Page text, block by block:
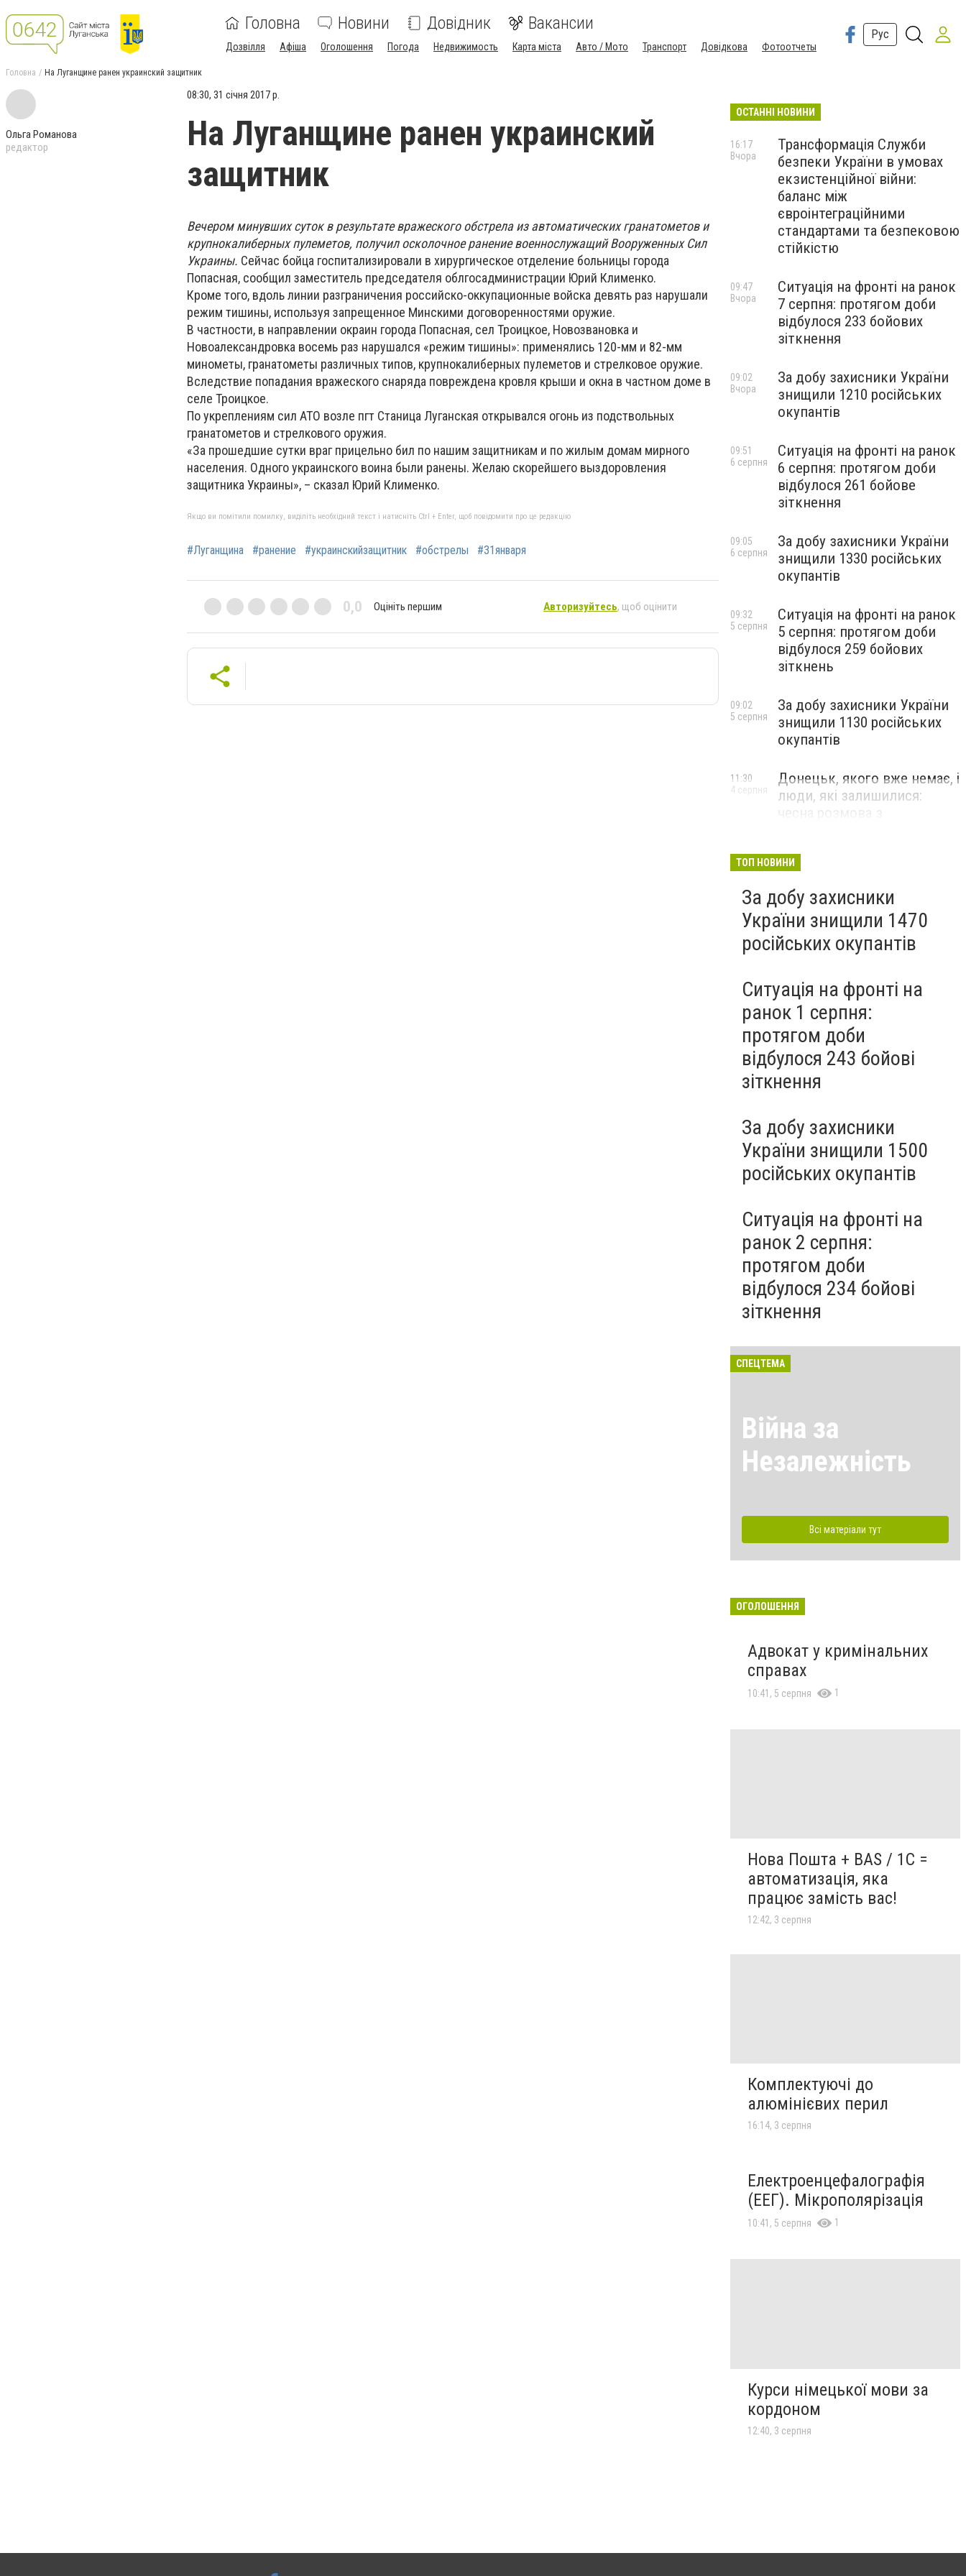
Головна Новини Довідник Вакансии
Дозвілля Афіша Оголошення Погода Недвижимость Карта міста Авто / Мото Транспорт Довідкова Фотоотчеты
Рус
Головна На Луганщине ранен украинский защитник
Ольга Романова
редактор
08:30, 31 січня 2017 р.
На Луганщине ранен украинский
защитник
Вечером минувших суток в результате вражеского обстрела из автоматических гранатометов и
крупнокалиберных пулеметов, получил осколочное ранение военнослужащий Вооруженных Сил
Украины. Сейчас бойца госпитализировали в хирургическое отделение больницы города
Попасная, сообщил заместитель председателя облгосадминистрации Юрий Клименко.
Кроме того, вдоль линии разграничения российско-оккупационные войска девять раз нарушали
режим тишины, используя запрещенное Минскими договоренностями оружие.
В частности, в направлении окраин города Попасная, сел Троицкое, Новозвановка и
Новоалександровка восемь раз нарушался «режим тишины»: применялись 120-мм и 82-мм
минометы, гранатометы различных типов, крупнокалиберных пулеметов и стрелковое оружие.
Вследствие попадания вражеского снаряда повреждена кровля крыши и окна в частном доме в
селе Троицкое.
По укреплениям сил АТО возле пгт Станица Луганская открывался огонь из подствольных
гранатометов и стрелкового оружия.
«За прошедшие сутки враг прицельно бил по нашим защитникам и по жилым домам мирного
населения. Одного украинского воина были ранены. Желаю скорейшего выздоровления
защитника Украины», – сказал Юрий Клименко.
Якщо ви помітили помилку, виділіть необхідний текст і натисніть Ctrl + Enter, щоб повідомити про це редакцію
#Луганщина #ранение #украинскийзащитник #обстрелы #31января
0,0 Оцініть першим Авторизуйтесь, щоб оцінити
ОСТАННІ НОВИНИ
Трансформація Служби
безпеки України в умовах
екзистенційної війни:
баланс між
євроінтеграційними
стандартами та безпековою
стійкістю
16:17
Вчора
Ситуація на фронті на ранок
7 серпня: протягом доби
відбулося 233 бойових
зіткнення
09:47
Вчора
За добу захисники України
знищили 1210 російських
окупантів
09:02
Вчора
Ситуація на фронті на ранок
6 серпня: протягом доби
відбулося 261 бойове
зіткнення
09:51
6 серпня
За добу захисники України
знищили 1330 російських
окупантів
09:05
6 серпня
Ситуація на фронті на ранок
5 серпня: протягом доби
відбулося 259 бойових
зіткнень
09:32
5 серпня
За добу захисники України
знищили 1130 російських
окупантів
09:02
5 серпня
Донецьк, якого вже немає, і
люди, які залишилися:
11:30
4 серпня
ТОП НОВИНИ
За добу захисники
України знищили 1470
російських окупантів
Ситуація на фронті на
ранок 1 серпня:
протягом доби
відбулося 243 бойові
зіткнення
За добу захисники
України знищили 1500
російських окупантів
Ситуація на фронті на
ранок 2 серпня:
протягом доби
відбулося 234 бойові
зіткнення
СПЕЦТЕМА
Війна за
Незалежність
Всі матеріали тут
ОГОЛОШЕННЯ
Адвокат у кримінальних
справах
10:41, 5 серпня 1
Нова Пошта + BAS / 1C =
автоматизація, яка
працює замість вас!
12:42, 3 серпня
Комплектуючі до
алюмінієвих перил
16:14, 3 серпня
Електроенцефалографія
(ЕЕГ). Мікрополярізація
10:41, 5 серпня 1
Курси німецької мови за
кордоном
12:40, 3 серпня